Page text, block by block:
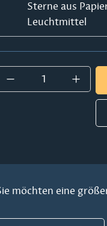
Sterne aus
Leuchtmittel
Produkt
möchten eine